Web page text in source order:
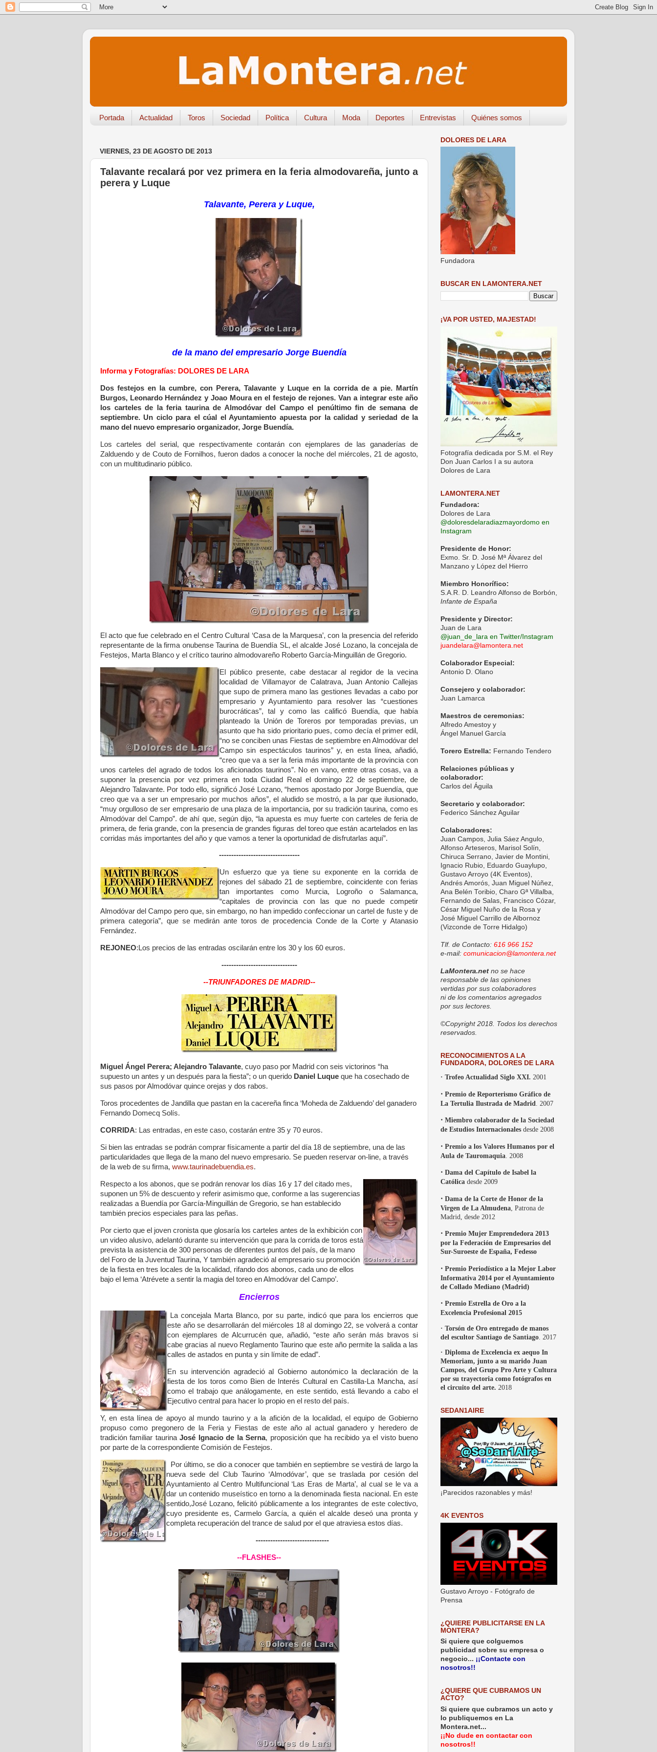
Portada Actualidad Toros Sociedad Política Cultura Moda Deportes Entrevistas Quiénes somos
VIERNES, 23 DE AGOSTO DE 2013
Talavante recalará por vez primera en la feria almodovareña, junto a
perera y Luque
Talavante, Perera y Luque,
de la mano del empresario Jorge Buendía
Informa y Fotografías: DOLORES DE LARA
Dos festejos en la cumbre, con Perera, Talavante y Luque en la corrida de a pie. Martín
Burgos, Leonardo Hernández y Joao Moura en el festejo de rejones. Van a integrar este año
los carteles de la feria taurina de Almodóvar del Campo el penúltimo fin de semana de
septiembre. Un ciclo para el cúal el Ayuntamiento apuesta por la calidad y seriedad de la
mano del nuevo empresario organizador, Jorge Buendía.
Los carteles del serial, que respectivamente contarán con ejemplares de las ganaderías de
Zalduendo y de Couto de Fornilhos, fueron dados a conocer la noche del miércoles, 21 de agosto,
con un multitudinario público.
El acto que fue celebrado en el Centro Cultural ‘Casa de la Marquesa’, con la presencia del referido
representante de la firma onubense Taurina de Buendía SL, el alcalde José Lozano, la concejala de
Festejos, Marta Blanco y el crítico taurino almodovareño Roberto García-Minguillán de Gregorio.
El público presente, cabe destacar al regidor de la vecina
localidad de Villamayor de Calatrava, Juan Antonio Callejas
que supo de primera mano las gestiones llevadas a cabo por
empresario y Ayuntamiento para resolver las “cuestiones
burocráticas”, tal y como las calificó Buendía, que había
planteado la Unión de Toreros por temporadas previas, un
asunto que ha sido prioritario pues, como decía el primer edil,
“no se conciben unas Fiestas de septiembre en Almodóvar del
Campo sin espectáculos taurinos” y, en esta línea, añadió,
“creo que va a ser la feria más importante de la provincia con
unos carteles del agrado de todos los aficionados taurinos”. No en vano, entre otras cosas, va a
suponer la presencia por vez primera en toda Ciudad Real el domingo 22 de septiembre, de
Alejandro Talavante. Por todo ello, significó José Lozano, “hemos apostado por Jorge Buendía, que
creo que va a ser un empresario por muchos años”, el aludido se mostró, a la par que ilusionado,
“muy orgulloso de ser empresario de una plaza de la importancia, por su tradición taurina, como es
Almodóvar del Campo”. de ahí que, según dijo, “la apuesta es muy fuerte con carteles de feria de
primera, de feria grande, con la presencia de grandes figuras del toreo que están acartelados en las
corridas más importantes del año y que vamos a tener la oportunidad de disfrutarlas aquí”.
---------------------------------
Un esfuerzo que ya tiene su exponente en la corrida de
rejones del sábado 21 de septiembre, coincidente con ferias
tan importantes como Murcia, Logroño o Salamanca,
“capitales de provincia con las que no puede competir
Almodóvar del Campo pero que, sin embargo, no han impedido confeccionar un cartel de fuste y de
primera categoría”, que se medirán ante toros de procedencia Conde de la Corte y Atanasio
Fernández.
REJONEO:Los precios de las entradas oscilarán entre los 30 y los 60 euros.
-------------------------------
--TRIUNFADORES DE MADRID--
Miguel Ángel Perera; Alejandro Talavante, cuyo paso por Madrid con seis victorinos “ha
supuesto un antes y un después para la fiesta”; o un querido Daniel Luque que ha cosechado de
sus pasos por Almodóvar quince orejas y dos rabos.
Toros procedentes de Jandilla que pastan en la cacereña finca ‘Moheda de Zalduendo’ del ganadero
Fernando Domecq Solís.
CORRIDA: Las entradas, en este caso, costarán entre 35 y 70 euros.
Si bien las entradas se podrán comprar físicamente a partir del día 18 de septiembre, una de las
particularidades que llega de la mano del nuevo empresario. Se pueden reservar on-line, a través
de la web de su firma, www.taurinadebuendia.es.
Respecto a los abonos, que se podrán renovar los días 16 y 17 del citado mes,
suponen un 5% de descuento y referir asimismo que, conforme a las sugerencias
realizadas a Buendía por García-Minguillán de Gregorio, se han establecido
también precios especiales para las peñas.
Por cierto que el joven cronista que glosaría los carteles antes de la exhibición con
un video alusivo, adelantó durante su intervención que para la corrida de toros está
prevista la asistencia de 300 personas de diferentes puntos del país, de la mano
del Foro de la Juventud Taurina, Y también agradeció al empresario su promoción
de la fiesta en tres locales de la localidad, rifando dos abonos, cada uno de ellos
bajo el lema ‘Atrévete a sentir la magia del toreo en Almodóvar del Campo’.
Encierros
La concejala Marta Blanco, por su parte, indicó que para los encierros que
este año se desarrollarán del miércoles 18 al domingo 22, se volverá a contar
con ejemplares de Alcurrucén que, añadió, “este año serán más bravos si
cabe gracias al nuevo Reglamento Taurino que este año permite la salida a las
calles de astados en punta y sin límite de edad”.
En su intervención agradeció al Gobierno autonómico la declaración de la
fiesta de los toros como Bien de Interés Cultural en Castilla-La Mancha, así
como el trabajo que análogamente, en este sentido, está llevando a cabo el
Ejecutivo central para hacer lo propio en el resto del país.
Y, en esta línea de apoyo al mundo taurino y a la afición de la localidad, el equipo de Gobierno
propuso como pregonero de la Feria y Fiestas de este año al actual ganadero y heredero de
tradición familiar taurinaJosé Ignacio de la Serna, proposición que ha recibido ya el visto bueno
por parte de la correspondiente Comisión de Festejos.
Por último, se dio a conocer que también en septiembre se vestirá de largo la
nueva sede del Club Taurino ‘Almodóvar’, que se traslada por cesión del
Ayuntamiento al Centro Multifuncional ‘Las Eras de Marta’, al cual se le va a
dar un contenido museístico en torno a la denominada fiesta nacional. En este
sentido,José Lozano, felicitó públicamente a los integrantes de este colectivo,
cuyo presidente es, Carmelo García, a quién el alcalde deseó una pronta y
completa recuperación del trance de salud por el que atraviesa estos días.
------------------------------
--FLASHES--
DOLORES DE LARA
Fundadora
BUSCAR EN LAMONTERA.NET
¡VA POR USTED, MAJESTAD!
Fotografía dedicada por S.M. el Rey
Don Juan Carlos I a su autora
Dolores de Lara
LAMONTERA.NET
Fundadora:
Dolores de Lara
@doloresdelaradiazmayordomo en
Instagram
Presidente de Honor:
Exmo. Sr. D. José Mª Álvarez del
Manzano y López del Hierro
Miembro Honorífico:
S.A.R. D. Leandro Alfonso de Borbón,
Infante de España
Presidente y Director:
Juan de Lara
@juan_de_lara en Twitter/Instagram
juandelara@lamontera.net
Colaborador Especial:
Antonio D. Olano
Consejero y colaborador:
Juan Lamarca
Maestros de ceremonias:
Alfredo Amestoy y
Ángel Manuel García
Torero Estrella: Fernando Tendero
Relaciones públicas y
colaborador:
Carlos del Águila
Secretario y colaborador:
Federico Sánchez Aguilar
Colaboradores:
Juan Campos, Julia Sáez Angulo,
Alfonso Arteseros, Marisol Solín,
Chiruca Serrano, Javier de Montini,
Ignacio Rubio, Eduardo Guaylupo,
Gustavo Arroyo (4K Eventos),
Andrés Amorós, Juan Miguel Núñez,
Ana Belén Toribio, Charo Gª Villalba,
Fernando de Salas, Francisco Cózar,
César Miguel Nuño de la Rosa y
José Miguel Carrillo de Albornoz
(Vizconde de Torre Hidalgo)
Tlf. de Contacto: 616 966 152
e-mail: comunicacion@lamontera.net
LaMontera.net no se hace
responsable de las opiniones
vertidas por sus colaboradores
ni de los comentarios agregados
por sus lectores.
©Copyright 2018. Todos los derechos
reservados.
RECONOCIMIENTOS A LA
FUNDADORA, DOLORES DE LARA
· Trofeo Actualidad Siglo XXI. 2001
· Premio de Reporterismo Gráfico de
La Tertulia Ilustrada de Madrid . 2007
· Miembro colaborador de la Sociedad
de Estudios Internacionales desde 2008
· Premio a los Valores Humanos por el
Aula de Tauromaquia . 2008
· Dama del Capítulo de Isabel la
Católica desde 2009
· Dama de la Corte de Honor de la
Virgen de La Almudena , Patrona de
Madrid, desde 2012
· Premio Mujer Emprendedora 2013
por la Federación de Empresarios del
Sur-Suroeste de España, Fedesso
· Premio Periodístico a la Mejor Labor
Informativa 2014 por el Ayuntamiento
de Collado Mediano (Madrid)
· Premio Estrella de Oro a la
Excelencia Profesional 2015
· Torsón de Oro entregado de manos
del escultor Santiago de Santiago . 2017
· Diploma de Excelencia ex aequo In
Memoriam, junto a su marido Juan
Campos, del Grupo Pro Arte y Cultura
por su trayectoria como fotógrafos en
el circuito del arte. 2018
SEDAN1AIRE
¡Parecidos razonables y más!
4K EVENTOS
Gustavo Arroyo - Fotógrafo de
Prensa
¿QUIERE PUBLICITARSE EN LA
MONTERA?
Si quiere que colguemos
publicidad sobre su empresa o
negocio... ¡¡Contacte con
nosotros!!
¿QUIERE QUE CUBRAMOS UN
ACTO?
Si quiere que cubramos un acto y
lo publiquemos en La
Montera.net...
¡¡No dude en contactar con
nosotros!!